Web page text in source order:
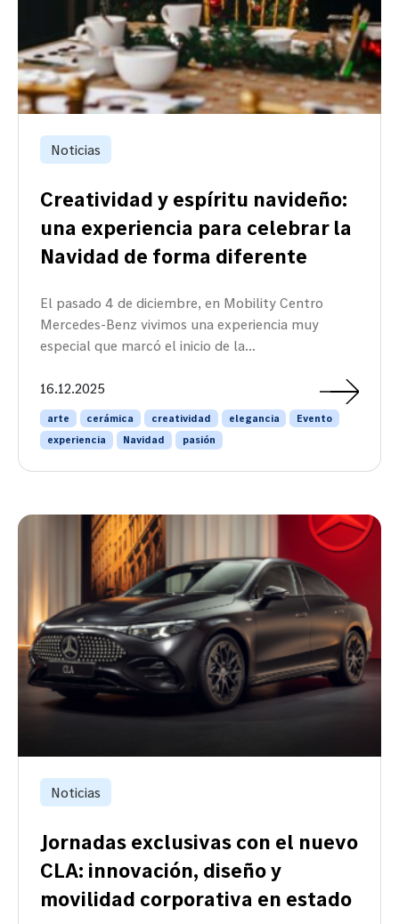
Noticias
Creatividad y espíritu navideño:
una experiencia para celebrar la
Navidad de forma diferente
El pasado 4 de diciembre, en Mobility Centro
Mercedes-Benz vivimos una experiencia muy
especial que marcó el inicio de la…
16.12.2025
arte cerámica creatividad elegancia
Evento
experiencia
Navidad pasión
Noticias
Jornadas exclusivas con el nuevo
CLA: innovación, diseño y
movilidad corporativa en estado